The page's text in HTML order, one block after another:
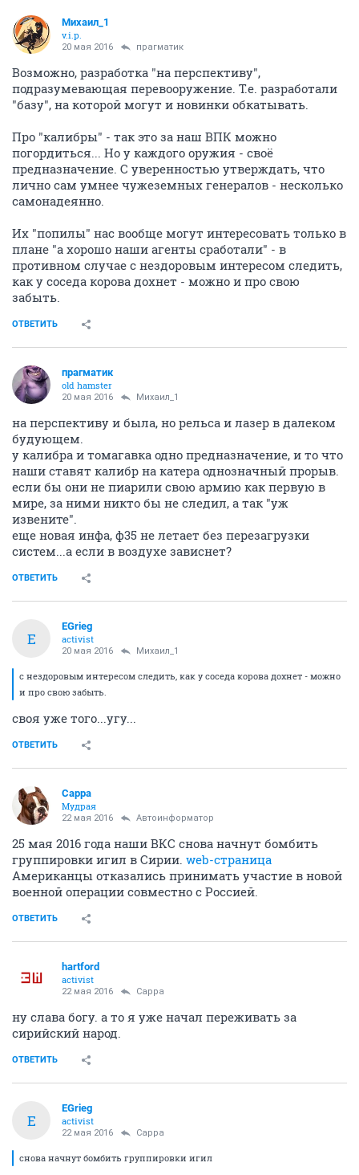
Михаил_1
v.i.p.
20 мая 2016 прагматик
Возможно, разработка "на перспективу",
подразумевающая перевооружение. Т.е. разработали
"базу", на которой могут и новинки обкатывать.
Про "калибры" - так это за наш ВПК можно
погордиться... Но у каждого оружия - своё
предназначение. С уверенностью утверждать, что
лично сам умнее чужеземных генералов - несколько
самонадеянно.
Их "попилы" нас вообще могут интересовать только в
плане "а хорошо наши агенты сработали" - в
противном случае с нездоровым интересом следить,
как у соседа корова дохнет - можно и про свою
забыть.
ОТВЕТИТЬ
прагматик
old hamster
20 мая 2016 Михаил_1
на перспективу и была, но рельса и лазер в далеком
будующем.
у калибра и томагавка одно предназначение, и то что
наши ставят калибр на катера однозначный прорыв.
если бы они не пиарили свою армию как первую в
мире, за ними никто бы не следил, а так "уж
извените".
еще новая инфа, ф35 не летает без перезагрузки
систем...а если в воздухе зависнет?
ОТВЕТИТЬ
E
EGrieg
activist
20 мая 2016 Михаил_1
с нездоровым интересом следить, как у соседа корова дохнет - можно
и про свою забыть.
своя уже того...угу...
ОТВЕТИТЬ
Сарра
Мудрая
22 мая 2016 Автоинформатор
25 мая 2016 года наши ВКС снова начнут бомбить
группировки игил в Сирии. web-страница
Американцы отказались принимать участие в новой
военной операции совместно с Россией.
ОТВЕТИТЬ
hartford
activist
22 мая 2016 Сарра
ну слава богу. а то я уже начал переживать за
сирийский народ.
ОТВЕТИТЬ
E
EGrieg
activist
22 мая 2016 Сарра
снова начнут бомбить группировки игил